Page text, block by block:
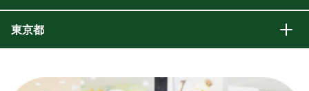
東京都